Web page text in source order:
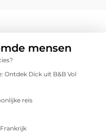
mensen
Ontdek Dick uit B&B Vol
reis